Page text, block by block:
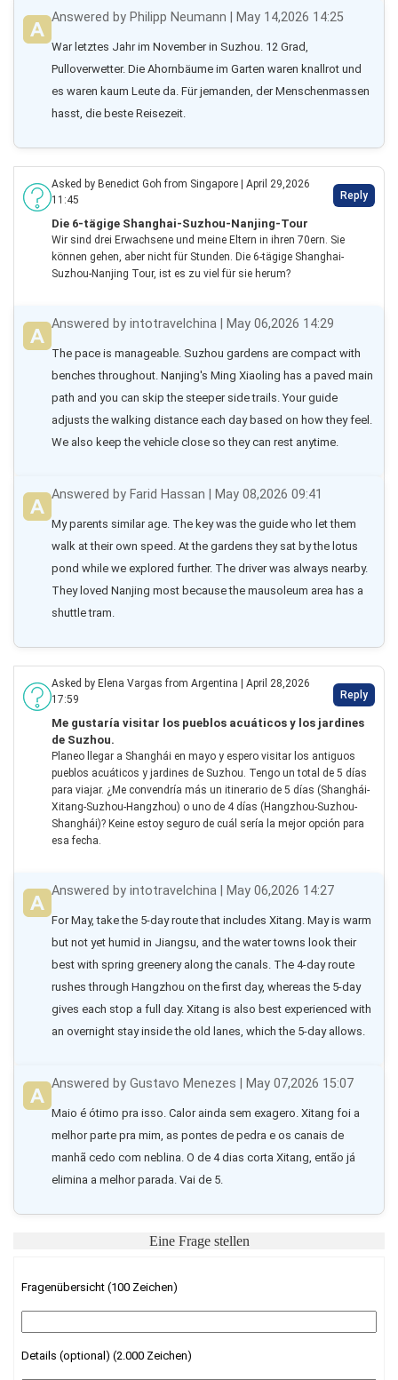
Answered by Philipp Neumann | May 14,2026 14:25
War letztes Jahr im November in Suzhou. 12 Grad,
Pulloverwetter. Die Ahornbäume im Garten waren knallrot und
es waren kaum Leute da. Für jemanden, der Menschenmassen
hasst, die beste Reisezeit.
Asked by Benedict Goh from Singapore | April 29,2026
11:45
Reply
Die 6-tägige Shanghai-Suzhou-Nanjing-Tour
Wir sind drei Erwachsene und meine Eltern in ihren 70ern. Sie
können gehen, aber nicht für Stunden. Die 6-tägige Shanghai-
Suzhou-Nanjing Tour, ist es zu viel für sie herum?
Answered by intotravelchina | May 06,2026 14:29
The pace is manageable. Suzhou gardens are compact with
benches throughout. Nanjing's Ming Xiaoling has a paved main
path and you can skip the steeper side trails. Your guide
adjusts the walking distance each day based on how they feel.
We also keep the vehicle close so they can rest anytime.
Answered by Farid Hassan | May 08,2026 09:41
My parents similar age. The key was the guide who let them
walk at their own speed. At the gardens they sat by the lotus
pond while we explored further. The driver was always nearby.
They loved Nanjing most because the mausoleum area has a
shuttle tram.
Asked by Elena Vargas from Argentina | April 28,2026
17:59
Reply
Me gustaría visitar los pueblos acuáticos y los jardines
de Suzhou.
Planeo llegar a Shanghái en mayo y espero visitar los antiguos
pueblos acuáticos y jardines de Suzhou. Tengo un total de 5 días
para viajar. ¿Me convendría más un itinerario de 5 días (Shanghái-
Xitang-Suzhou-Hangzhou) o uno de 4 días (Hangzhou-Suzhou-
Shanghái)? Keine estoy seguro de cuál sería la mejor opción para
esa fecha.
Answered by intotravelchina | May 06,2026 14:27
For May, take the 5-day route that includes Xitang. May is warm
but not yet humid in Jiangsu, and the water towns look their
best with spring greenery along the canals. The 4-day route
rushes through Hangzhou on the first day, whereas the 5-day
gives each stop a full day. Xitang is also best experienced with
an overnight stay inside the old lanes, which the 5-day allows.
Answered by Gustavo Menezes | May 07,2026 15:07
Maio é ótimo pra isso. Calor ainda sem exagero. Xitang foi a
melhor parte pra mim, as pontes de pedra e os canais de
manhã cedo com neblina. O de 4 dias corta Xitang, então já
elimina a melhor parada. Vai de 5.
Eine Frage stellen
Fragenübersicht (100 Zeichen)
Details (optional) (2.000 Zeichen)